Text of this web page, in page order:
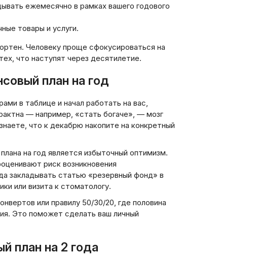
ежемесячно в рамках вашего годового
товары и услуги.
Человеку проще сфокусироваться на
что наступят через десятилетие.
план на год
в таблице и начал работать на вас,
— например, «стать богаче», — мозг
что к декабрю накопите на конкретный
на год является избыточный оптимизм.
риск возникновения
закладывать статью «резервный фонд» в
или визита к стоматологу.
или правилу 50/30/20, где половина
Это поможет сделать ваш личный
план на 2 года